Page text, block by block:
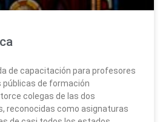
de capacitación para profesores
públicas de formación
colegas de las dos
reconocidas como asignaturas